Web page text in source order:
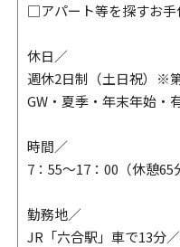
□アパート等を探すお
休日／
週休2日制（土日祝）※
GW・夏季・年末年始・
時間／
7：55～17：00（休憩65
勤務地／
JR「六合駅」車で13分